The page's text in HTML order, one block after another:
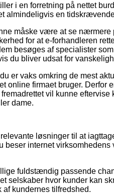
i en forretning på nettet
almindeligvis en
måske være at se
for at e-forhandleren
besøges af specialister
du bliver udsat for
er vaks omkring de mest
online firmaet bruger. Derfor
vil kunne
dame.
løsninger til at
beser internet
fuldstændig passende
selskaber hvor kunder kan
af kundernes tilfredshed.